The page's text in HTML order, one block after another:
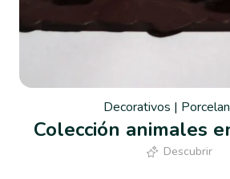
Decorativos |
Colección animales
Descubrir